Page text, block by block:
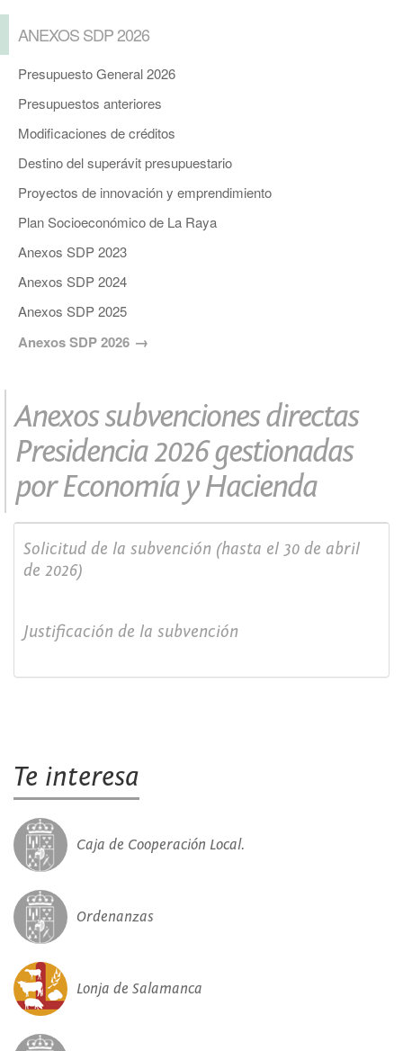
ANEXOS SDP 2026
Presupuesto General 2026
Presupuestos anteriores
Modificaciones de créditos
Destino del superávit presupuestario
Proyectos de innovación y emprendimiento
Plan Socioeconómico de La Raya
Anexos SDP 2023
Anexos SDP 2024
Anexos SDP 2025
Anexos SDP 2026
Anexos subvenciones directas
Presidencia 2026 gestionadas
por Economía y Hacienda
Solicitud de la subvención (hasta el 30 de abril
de 2026)
Justificación de la subvención
Te interesa
Caja de Cooperación Local.
Ordenanzas
Lonja de Salamanca